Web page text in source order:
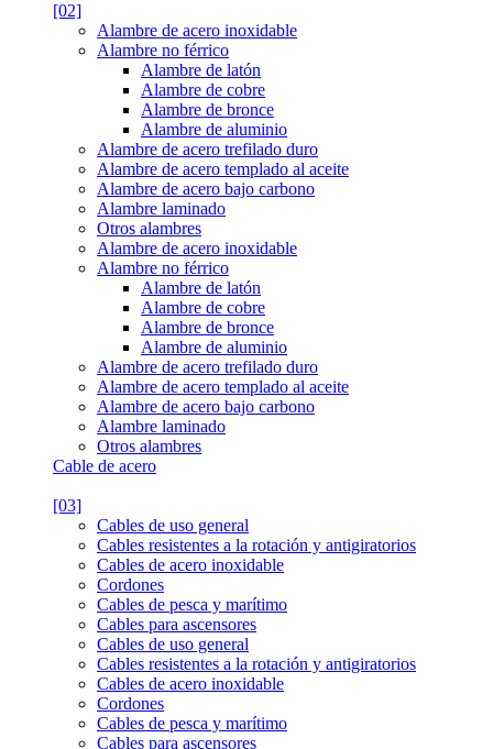
[02]
Alambre de acero inoxidable
Alambre no férrico
Alambre de latón
Alambre de cobre
Alambre de bronce
Alambre de aluminio
Alambre de acero trefilado duro
Alambre de acero templado al aceite
Alambre de acero bajo carbono
Alambre laminado
Otros alambres
Alambre de acero inoxidable
Alambre no férrico
Alambre de latón
Alambre de cobre
Alambre de bronce
Alambre de aluminio
Alambre de acero trefilado duro
Alambre de acero templado al aceite
Alambre de acero bajo carbono
Alambre laminado
Otros alambres
Cable de acero
[03]
Cables de uso general
Cables resistentes a la rotación y antigiratorios
Cables de acero inoxidable
Cordones
Cables de pesca y marítimo
Cables para ascensores
Cables de uso general
Cables resistentes a la rotación y antigiratorios
Cables de acero inoxidable
Cordones
Cables de pesca y marítimo
Cables para ascensores